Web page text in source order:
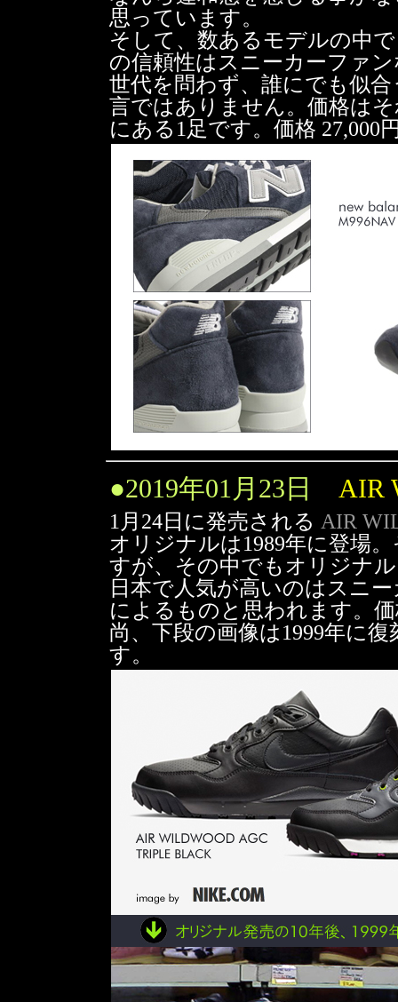
思っています。
そして、数あるモデルの中
の信頼性はスニーカーファ
世代を問わず、誰にでも似
言ではありません。価格は
にある1足です。価格 27,000
●2019年01月23日 AIR
1月24日に発売される AIR
オリジナルは1989年に登場
すが、その中でもオリジナ
日本で人気が高いのはスニ
によるものと思われます。価
尚、下段の画像は1999年に
す。